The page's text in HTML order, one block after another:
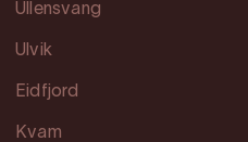
Ullensvang
Ulvik
Eidfjord
Kvam